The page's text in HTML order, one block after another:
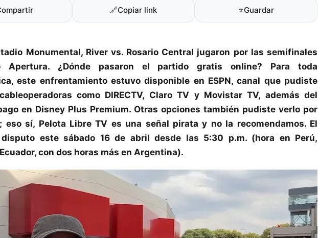
🔗Copiar link ⭐Guardar
Monumental, River vs. Rosario Central jugaron por las semifinales
Apertura. ¿Dónde pasaron el partido gratis online? Para toda
este enfrentamiento estuvo disponible en ESPN, canal que pudiste
como DIRECTV, Claro TV y Movistar TV, además del
en Disney Plus Premium. Otras opciones también pudiste verlo por
eso sí, Pelota Libre TV es una señal pirata y no la recomendamos. El
este sábado 16 de abril desde las 5:30 p.m. (hora en Perú,
con dos horas más en Argentina).